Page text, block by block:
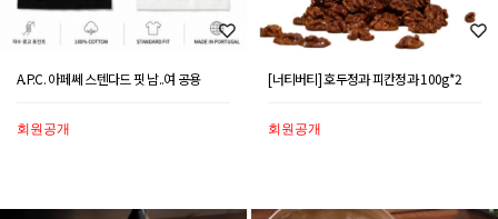
A.P.C. 아페쎄 스텐다드 핏 남..여 공용
회원공개
[너티버티] 호두정과 피칸정과 100g*2
회원공개